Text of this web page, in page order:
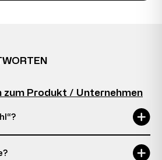
zum Produkt / Unternehmen